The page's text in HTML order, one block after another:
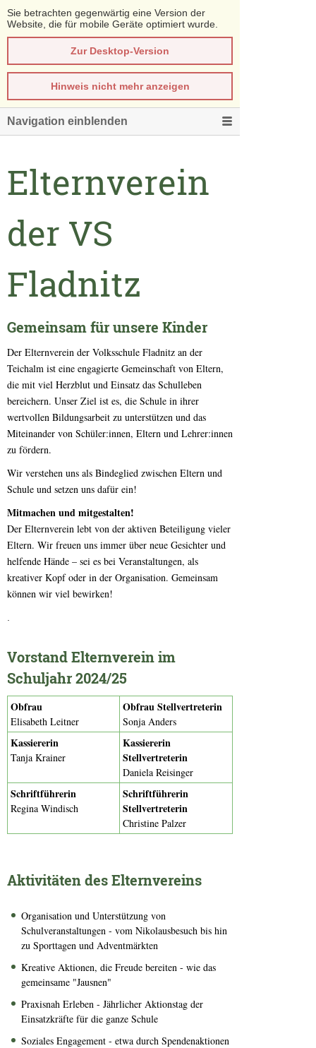
Sie betrachten gegenwärtig eine Version der
Website, die für mobile Geräte optimiert wurde.
Zur Desktop-Version
Hinweis nicht mehr anzeigen
Navigation einblenden
Elternverein
der VS
Fladnitz
Gemeinsam für unsere Kinder
Der Elternverein der Volksschule Fladnitz an der
Teichalm ist eine engagierte Gemeinschaft von Eltern,
die mit viel Herzblut und Einsatz das Schulleben
bereichern. Unser Ziel ist es, die Schule in ihrer
wertvollen Bildungsarbeit zu unterstützen und das
Miteinander von Schüler:innen, Eltern und Lehrer:innen
zu fördern.
Wir verstehen uns als Bindeglied zwischen Eltern und
Schule und setzen uns dafür ein!
Mitmachen und mitgestalten!
Der Elternverein lebt von der aktiven Beteiligung vieler
Eltern. Wir freuen uns immer über neue Gesichter und
helfende Hände – sei es bei Veranstaltungen, als
kreativer Kopf oder in der Organisation. Gemeinsam
können wir viel bewirken!
Vorstand Elternverein im
Schuljahr 2024/25
Obfrau
Elisabeth Leitner
Obfrau Stellvertreterin
Sonja Anders
Kassiererin
Tanja Krainer
Kassiererin
Stellvertreterin
Daniela Reisinger
Schriftführerin
Regina Windisch
Schriftführerin
Stellvertreterin
Christine Palzer
Aktivitäten des Elternvereins
Organisation und Unterstützung von
Schulveranstaltungen - vom Nikolausbesuch bis hin
zu Sporttagen und Adventmärkten
Kreative Aktionen, die Freude bereiten - wie das
gemeinsame "Jausnen"
Praxisnah Erleben - Jährlicher Aktionstag der
Einsatzkräfte für die ganze Schule
Soziales Engagement - etwa durch Spendenaktionen